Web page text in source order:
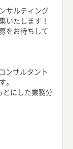
サルティング
いたします！
をお待ちして
ンサルタント
。
にした業務分